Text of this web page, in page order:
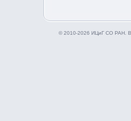
© 2010-2026 ИЦиГ СО РАН.